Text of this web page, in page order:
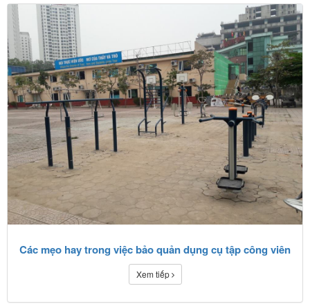
Các mẹo hay trong việc bảo quản dụng cụ tập công viên
Xem tiếp